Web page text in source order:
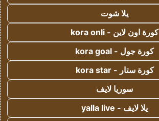
يلا شوت
كورة اون لاين - kora onli
كورة جول - kora goal
كورة ستار - kora star
سوريا لايف
يلا لايف - yalla live